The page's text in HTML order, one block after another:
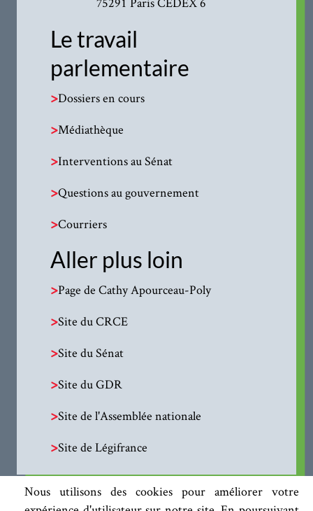
Nous utilisons des cookies pour améliorer votre
Le travail
parlementaire
>Dossiers en cours
>Médiathèque
>Interventions au Sénat
>Questions au gouvernement
>Courriers
Aller plus loin
>Page de Cathy Apourceau-Poly
>Site du CRCE
>Site du Sénat
>Site du GDR
>Site de l'Assemblée nationale
>Site de Légifrance